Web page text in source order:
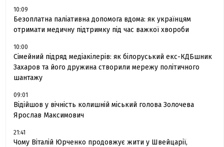
10:09
Безоплатна паліативна допомога вдома: як українцям
отримати медичну підтримку під час важкої хвороби
10:00
Сімейний підряд медіакілерів: як білоруський екс-КДБшник
Захаров та його дружина створили мережу політичного
шантажу
09:01
Відійшов у вічність колишній міський голова Золочева
Ярослав Максимович
21:41
Чому Віталій Юрченко продовжує жити у Швейцарії,